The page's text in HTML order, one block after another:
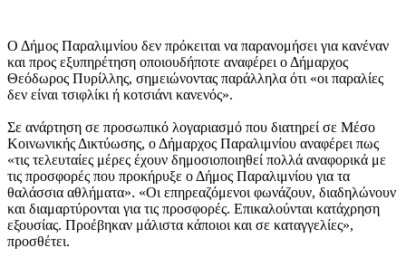
Ο Δήμος Παραλιμνίου δεν πρόκειται να παρανομήσει για κανέναν
και προς εξυπηρέτηση οποιουδήποτε αναφέρει ο Δήμαρχος
Θεόδωρος Πυρίλλης, σημειώνοντας παράλληλα ότι «οι παραλίες
δεν είναι τσιφλίκι ή κοτσιάνι κανενός».
Σε ανάρτηση σε προσωπικό λογαριασμό που διατηρεί σε Μέσο
Κοινωνικής Δικτύωσης, ο Δήμαρχος Παραλιμνίου αναφέρει πως
«τις τελευταίες μέρες έχουν δημοσιοποιηθεί πολλά αναφορικά με
τις προσφορές που προκήρυξε ο Δήμος Παραλιμνίου για τα
θαλάσσια αθλήματα». «Οι επηρεαζόμενοι φωνάζουν, διαδηλώνουν
και διαμαρτύρονται για τις προσφορές. Επικαλούνται κατάχρηση
εξουσίας. Προέβηκαν μάλιστα κάποιοι και σε καταγγελίες»,
προσθέτει.